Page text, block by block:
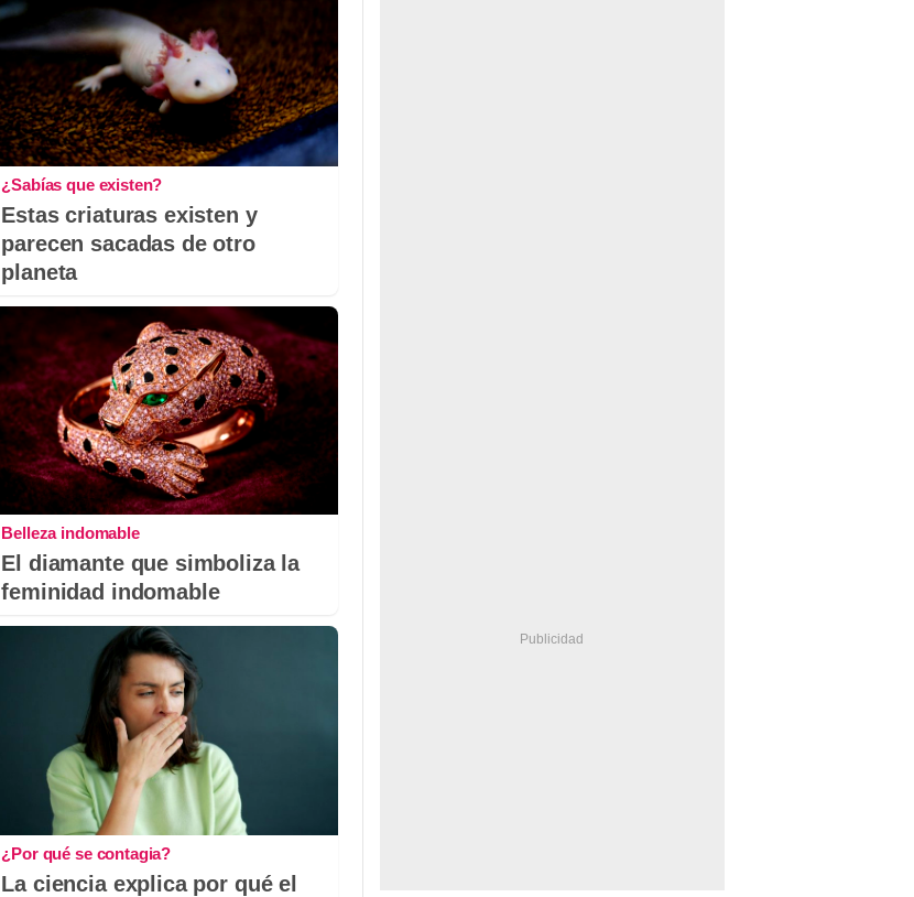
¿Sabías que existen?
Estas criaturas existen y
parecen sacadas de otro
planeta
Belleza indomable
El diamante que simboliza la
feminidad indomable
¿Por qué se contagia?
La ciencia explica por qué el